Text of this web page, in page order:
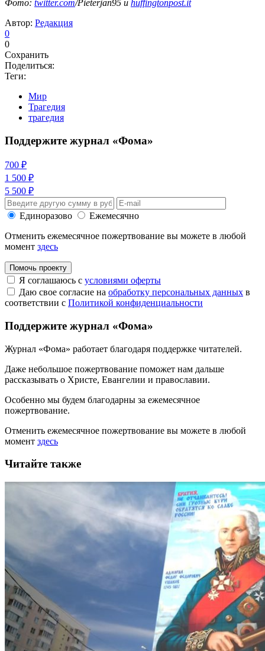
Фото: twitter.com/Pieterjan95 и huffingtonpost.it
Автор: Редакция
0
0
Сохранить
Поделиться:
Теги:
Мир
Трагедия
трагедия
Поддержите журнал «Фома»
700 ₽
1 500 ₽
5 500 ₽
Единоразово
Ежемесячно
Отменить ежемесячное пожертвование вы можете в любой
момент здесь
Помочь проекту
Я соглашаюсь с условиями оферты
Даю свое согласие на обработку персональных данных в
соответствии с Политикой конфиденциальности
Поддержите журнал «Фома»
Журнал «Фома» работает благодаря поддержке читателей.
Даже небольшое пожертвование поможет нам дальше
рассказывать о Христе, Евангелии и православии.
Особенно мы будем благодарны за ежемесячное
пожертвование.
Отменить ежемесячное пожертвование вы можете в любой
момент здесь
Читайте также